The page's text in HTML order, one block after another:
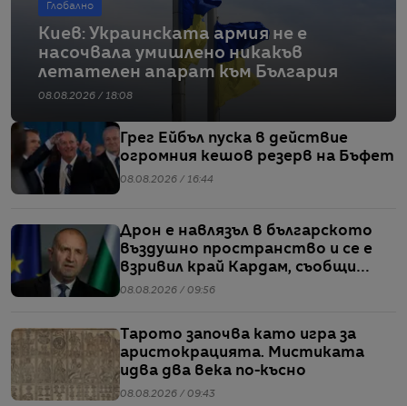
Глобално
Киев: Украинската армия не е
насочвала умишлено никакъв
летателен апарат към България
08.08.2026 / 18:08
Грег Ейбъл пуска в действие
огромния кешов резерв на Бъфет
08.08.2026 / 16:44
Дрон е навлязъл в българското
въздушно пространство и се е
взривил край Кардам, съобщи
Радев
08.08.2026 / 09:56
Тарото започва като игра за
аристокрацията. Мистиката
идва два века по-късно
08.08.2026 / 09:43